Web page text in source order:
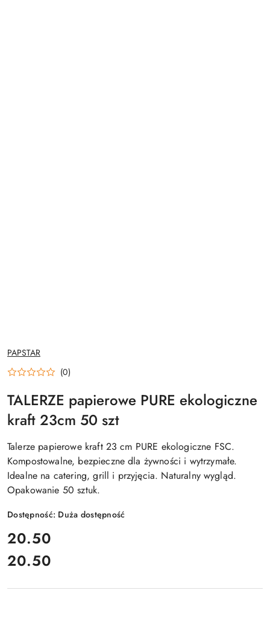
NAZWA
PRODUCENTA:
PAPSTAR
(0)
TALERZE papierowe PURE ekologiczne
kraft 23cm 50 szt
Talerze papierowe kraft 23 cm PURE ekologiczne FSC.
Kompostowalne, bezpieczne dla żywności i wytrzymałe.
Idealne na catering, grill i przyjęcia. Naturalny wygląd.
Opakowanie 50 sztuk.
Dostępność: Duża dostępność
cena:
20.50
Cena:
20.50